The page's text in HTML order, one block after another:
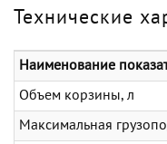
Технические
Наименование
Объем корзины, л
Максимальная